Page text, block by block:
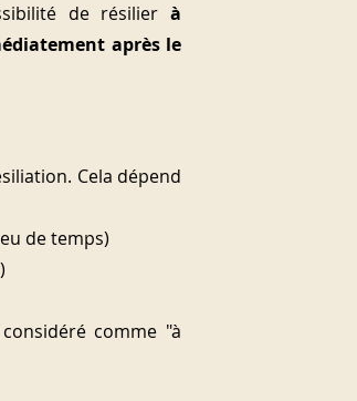
de résilier à
après le
Cela dépend
de temps)
comme "à